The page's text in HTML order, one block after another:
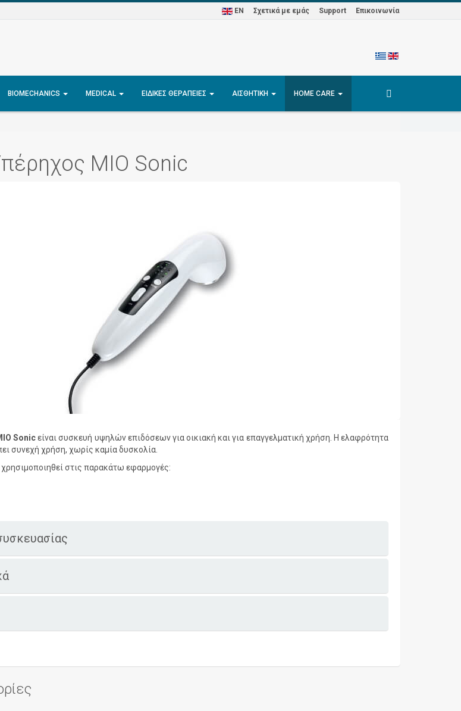
EN Σχετικά με εμάς Support Επικοινωνία
BIOMECHANICS MEDICAL ΕΙΔΙΚΈΣ ΘΕΡΑΠΕΊΕΣ ΑΙΣΘΗΤΙΚΉ HOME CARE
MIO Sonic
Sonicείναι συσκευή υψηλών επιδόσεων για οικιακή και για επαγγελματική χρήση . Η ελαφρότητα
συνεχή χρήση, χωρίς καμία δυσκολία.
στις παρακάτω εφαρμογές: